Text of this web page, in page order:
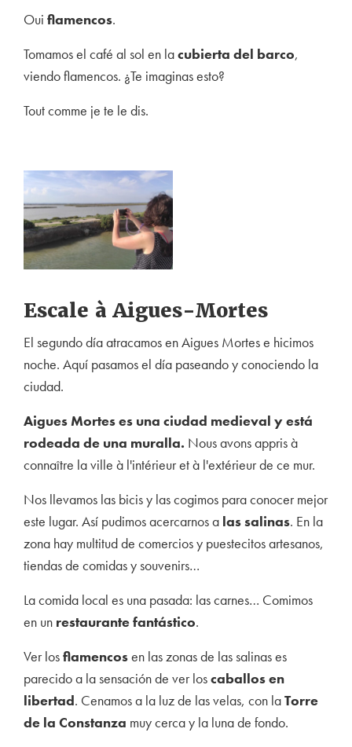
Oui flamencos.
Tomamos el café al sol en lacubierta del barco,
viendo flamencos. ¿Te imaginas esto?
Tout comme je te le dis.
Escale à Aigues-Mortes
El segundo día atracamos en Aigues Mortes e hicimos
noche. Aquí pasamos el día paseando y conociendo la
ciudad.
Aigues Mortes es una ciudad medieval y está
rodeada de una muralla. Nous avons appris à
connaître la ville à l'intérieur et à l'extérieur de ce mur.
Nos llevamos las bicis y las cogimos para conocer mejor
este lugar. Así pudimos acercarnos a las salinas. En la
zona hay multitud de comercios y puestecitos artesanos,
tiendas de comidas y souvenirs…
La comida local es una pasada: las carnes… Comimos
en un restaurante fantástico.
Ver losflamencosen las zonas de las salinas es
parecido a la sensación de ver loscaballos en
libertad. Cenamos a la luz de las velas, con laTorre
de la Constanza muy cerca y la luna de fondo.